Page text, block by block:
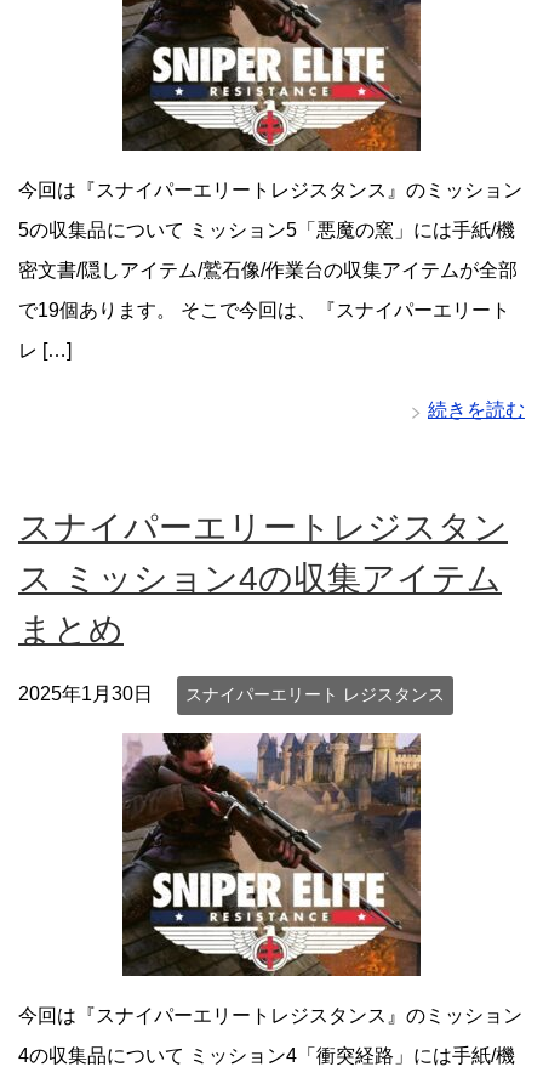
今回は『スナイパーエリートレジスタンス』のミッション
5の収集品について ミッション5「悪魔の窯」には手紙/機
密文書/隠しアイテム/鷲石像/作業台の収集アイテムが全部
で19個あります。 そこで今回は、『スナイパーエリート
レ […]
続きを読む
スナイパーエリートレジスタン
ス ミッション4の収集アイテム
まとめ
2025年1月30日 スナイパーエリート レジスタンス
今回は『スナイパーエリートレジスタンス』のミッション
4の収集品について ミッション4「衝突経路」には手紙/機